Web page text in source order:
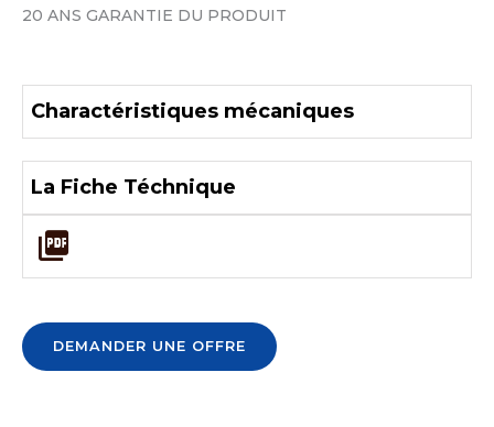
20 ANS GARANTIE DU PRODUIT
Charactéristiques mécaniques
La Fiche Téchnique
DEMANDER UNE OFFRE